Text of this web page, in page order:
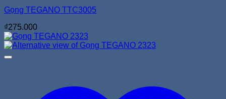
Gọng TEGANO TTC3005
₫275.000